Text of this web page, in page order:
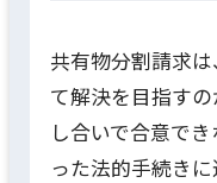
共有物分割請求
て解決を目指す
し合いで合意で
った法的手続きに